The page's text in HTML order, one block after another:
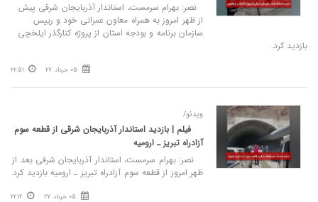
نصر: بهرام سرمست، استاندار آذربایجان شرقی پیش
از ظهر امروز به همراه معاون عمرانی خود و رییس
سازمان برنامه و بودجه استان از پروژه کنارگذر ایلخچی
بازدید کرد.
05 خرداد 27 22:51
ویدئو/
فیلم | بازدید استاندار آذربایجان شرقی از قطعه سوم
آزادراه تبریز ـ ارومیه
نصر: بهرام سرمست، استاندار آذربایجان شرقی بعد از
ظهر امروز از قطعه سوم آزادراه تبریز ـ ارومیه بازدید کرد.
05 خرداد 27 22:12